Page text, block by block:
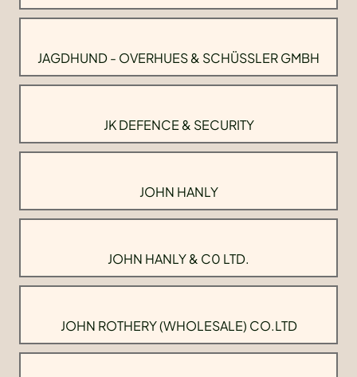
JAGDHUND - OVERHUES & SCHÜSSLER GMBH
JK DEFENCE & SECURITY
JOHN HANLY
JOHN HANLY & C0 LTD.
JOHN ROTHERY (WHOLESALE) CO.LTD